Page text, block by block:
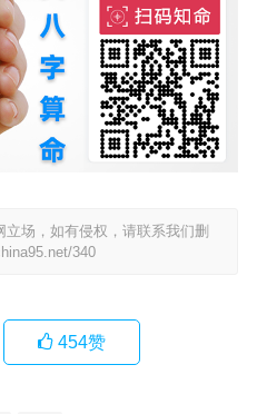
场，如有侵权，请联系我们删
340
454赞